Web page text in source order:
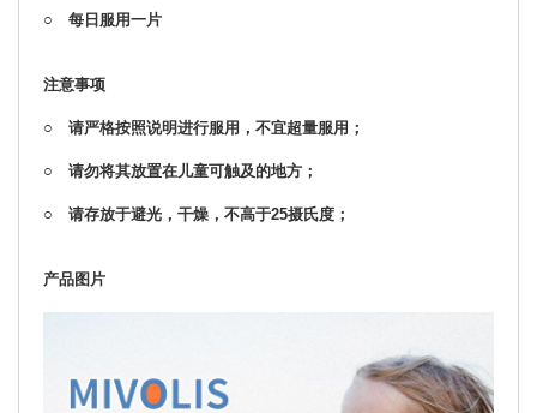
○ 每日服用一片
注意事项
○ 请严格按照说明进行服用，不宜超量服用；
○ 请勿将其放置在儿童可触及的地方；
○ 请存放于避光，干燥，不高于25摄氏度；
产品图片